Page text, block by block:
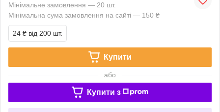
Мінімальне замовлення — 20 шт.
Мінімальна сума замовлення на сайті — 150 ₴
24 ₴ від 200 шт.
Купити
або
Купити з